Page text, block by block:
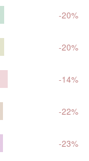
-20%
-20%
-14%
-22%
-23%